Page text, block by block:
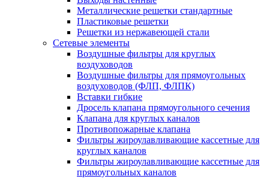
Металлические решетки стандартные
Пластиковые решетки
Решетки из нержавеющей стали
Сетевые элементы
Воздушные фильтры для круглых
воздуховодов
Воздушные фильтры для прямоугольных
воздуховодов (ФЛП, ФЛПК)
Вставки гибкие
Дросель клапана прямоугольного сечения
Клапана для круглых каналов
Противопожарные клапана
Фильтры жироулавливающие кассетные для
круглых каналов
Фильтры жироулавливающие кассетные для
прямоугольных каналов